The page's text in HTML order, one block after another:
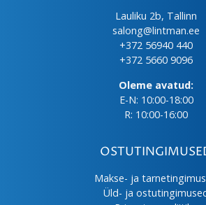
Lauliku 2b, Tallinn
salong@lintman.ee
+372 56940 440
+372 5660 9096
Oleme avatud:
E-N: 10:00-18:00
R: 10:00-16:00
Makse- ja
Üld- ja